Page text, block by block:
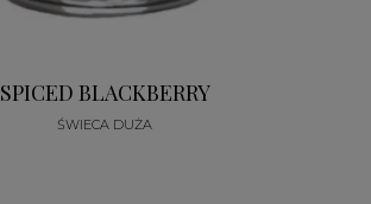
SPICED BLACKBERRY
ŚWIECA DUŻA